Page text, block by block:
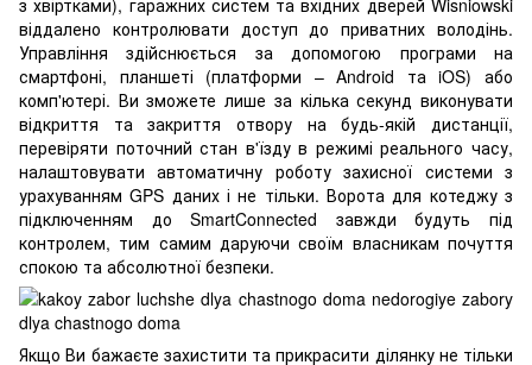
віддалено контролювати доступ до приватних володінь.
Управління здійснюється за допомогою програми на
смартфоні, планшеті (платформи – Android та iOS) або
комп'ютері. Ви зможете лише за кілька секунд виконувати
відкриття та закриття отвору на будь-якій дистанції,
перевіряти поточний стан в'їзду в режимі реального часу,
налаштовувати автоматичну роботу захисної системи з
урахуванням GPS даних і не тільки. Ворота для котеджу з
підключенням до SmartConnected завжди будуть під
контролем, тим самим даруючи своїм власникам почуття
спокою та абсолютної безпеки.
Якщо Ви бажаєте захистити та прикрасити ділянку не тільки